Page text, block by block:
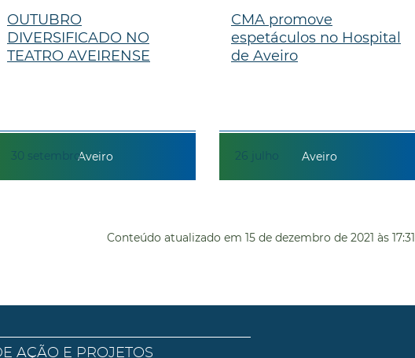
30 setembro
OUTUBRO
DIVERSIFICADO NO
TEATRO AVEIRENSE
Aveiro 26 julho
CMA promove
espetáculos no Hospital
de Aveiro
Aveiro
Conteúdo atualizado em 15 de dezembro de 2021 às 17:31
AÇÃO E PROJETOS